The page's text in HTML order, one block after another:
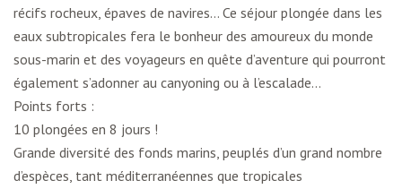
récifs rocheux, épaves de navires… Ce séjour plongée dans les
eaux subtropicales fera le bonheur des amoureux du monde
sous-marin et des voyageurs en quête d’aventure qui pourront
également s’adonner au canyoning ou à l’escalade…
Points forts :
10 plongées en 8 jours !
Grande diversité des fonds marins, peuplés d’un grand nombre
d’espèces, tant méditerranéennes que tropicales